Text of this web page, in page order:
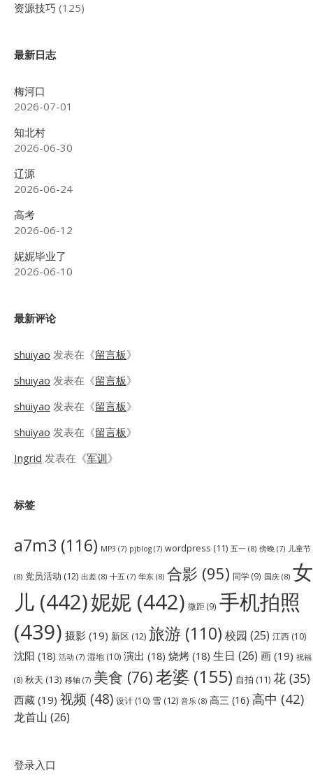
资源技巧 (125)
最新日志
梅河口
2026-07-01
知北村
2026-06-30
辽源
2026-06-24
高考
2026-06-12
妮妮毕业了
2026-06-10
最新评论
shuiyao 发表在《留言板》
shuiyao 发表在《留言板》
shuiyao 发表在《留言板》
shuiyao 发表在《留言板》
Ingrid 发表在《军训》
标签
a7m3 (116) MP3 (7) pjblog (7) wordpress (11) 五一 (8) 傍晚 (7) 儿童节
(8) 党员活动 (12) 出差 (8) 十五 (7) 华东 (8) 合影 (95) 同学(9) 国庆 (8) 女
儿 (442)妮妮 (442) 微距(9) 手机拍照
(439) 摄影 (19) 新区 (12) 旅游 (110) 校园 (25) 江西 (10)
沈阳 (18) 活动 (7) 湿地 (10) 演出 (18) 烧烤 (18) 生日 (26) 画 (19) 祝福
(8) 秋天 (13) 移轴 (7) 美食 (76)老婆 (155) 自拍 (11) 花 (35)
西藏 (19) 视频 (48) 设计 (10) 雪 (12) 音乐 (8) 高三 (16) 高中 (42)
龙首山 (26)
登录入口